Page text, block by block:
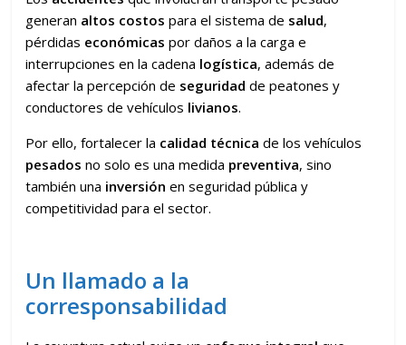
generan altos costos para el sistema de salud,
pérdidas económicas por daños a la carga e
interrupciones en la cadena logística, además de
afectar la percepción de seguridad de peatones y
conductores de vehículos livianos.
Por ello, fortalecer la calidad técnica de los vehículos
pesados no solo es una medida preventiva, sino
también una inversión en seguridad pública y
competitividad para el sector.
Un llamado a la
corresponsabilidad